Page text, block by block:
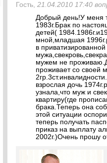
Гость, 21.04.2010 17:40
Добрый день!У меня
1983г.Брак по
детей(
мной,младшая
в
мужем не
проживает со своей
взрослая дочь
узнала,что муж и
квартиру(где
брака.Теперь она
этой ситуации
теперь получать
приказ на выплату
2002г.)Очень прошу